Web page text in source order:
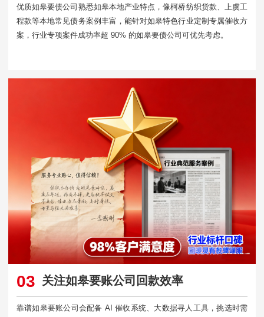
优质如皋要债公司熟悉如皋本地产业特点，像柯桥纺织货款、上虞工
程款等本地常见债务案例丰富，能针对如皋特色行业定制专属催收方
案，行业专项案件成功率超 90% 的如皋要债公司可优先考虑。
03 关注如皋要账公司回款效率
靠谱如皋要账公司会配备 AI 催收系统、大数据寻人工具，挑选时需